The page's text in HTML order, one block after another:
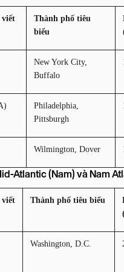
viết
Thành phố tiêu
biểu
New York City,
Buffalo
Philadelphia,
Pittsburgh
Wilmington, Dover
Atlantic (Nam) và Nam
viết
Thành phố tiêu biểu
Washington, D.C.